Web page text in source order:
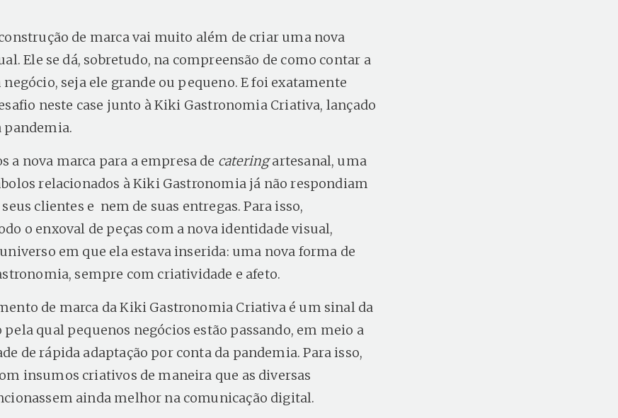
de marca vai muito além de criar uma nova
Ele se dá, sobretudo, na compreensão de como contar a
seja ele grande ou pequeno. E foi exatamente
neste case junto à Kiki Gastronomia Criativa, lançado
pandemia.
a nova marca para a empresa de cateringartesanal, uma
relacionados à Kiki Gastronomia já não respondiam
seus clientes e nem de suas entregas. Para isso,
o enxoval de peças com a nova identidade visual,
em que ela estava inserida: uma nova forma de
sempre com criatividade e afeto.
de marca da Kiki Gastronomia Criativa é um sinal da
qual pequenos negócios estão passando, em meio a
de rápida adaptação por conta da pandemia. Para isso,
insumos criativos de maneira que as diversas
ainda melhor na comunicação digital.